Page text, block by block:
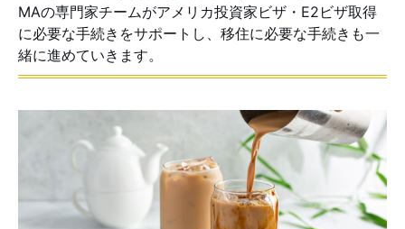
MAの専門家チームがアメリカ投資家ビザ・E2ビザ取得
に必要な手続きをサポートし、移住に必要な手続きも一
緒に進めていきます。